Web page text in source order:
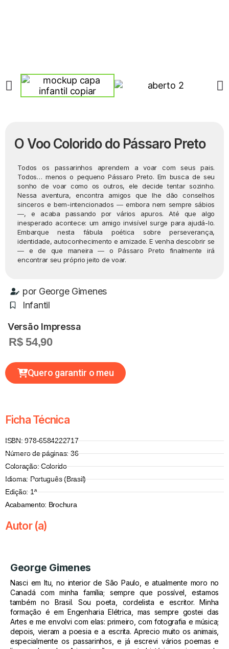
O Voo Colorido do Pássaro Preto
Todos os passarinhos aprendem a voar com seus pais.
Todos… menos o pequeno Pássaro Preto. Em busca de seu
sonho de voar como os outros, ele decide tentar sozinho.
Nessa aventura, encontra amigos que lhe dão conselhos
sinceros e bem-intencionados ― embora nem sempre sábios
―, e acaba passando por vários apuros. Até que algo
inesperado acontece: um amigo invisível surge para ajudá-lo.
Embarque nesta fábula poética sobre perseverança,
identidade, autoconhecimento e amizade. E venha descobrir se
― e de que maneira ― o Pássaro Preto finalmente irá
encontrar seu próprio jeito de voar.
por George Gimenes
Infantil
Versão Impressa
R$ 54,90
Quero garantir o meu
Ficha Técnica
ISBN: 978-6584222717
Número de páginas: 36
Coloração: Colorido
Idioma: Português (Brasil)
Edição: 1ª
Acabamento: Brochura
Autor (a)
George Gimenes
Nasci em Itu, no interior de São Paulo, e atualmente moro no
Canadá com minha família; sempre que possível, estamos
também no Brasil. Sou poeta, cordelista e escritor. Minha
formação é em Engenharia Elétrica, mas sempre gostei das
Artes e me envolvi com elas: primeiro, com fotografia e música;
depois, vieram a poesia e a escrita. Aprecio muito os animais,
especialmente os passarinhos, e já escrevi vários poemas e